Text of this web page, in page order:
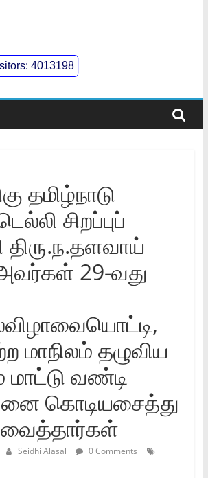
4013198
தமிழ்நாடு
சிறப்புப்‌
திரு.ந.தளவாய்‌
29-வது
மாநிலம்‌ தழுவிய
மாட்டு வண்டி
கொடியசைத்து
வைத்தார்கள்
Seidhi Alasal
0 Comments